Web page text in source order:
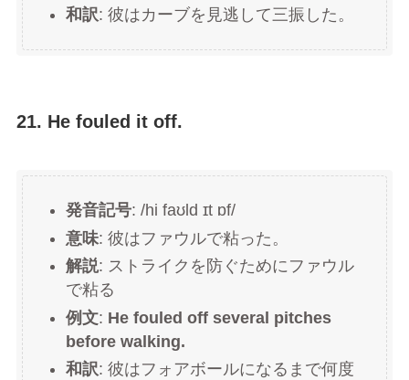
和訳: 彼はカーブを見逃して三振した。
21. He fouled it off.
発音記号: /hi faʊld ɪt ɒf/
意味: 彼はファウルで粘った。
解説: ストライクを防ぐためにファウル
で粘る
例文: He fouled off several pitches
before walking.
和訳: 彼はフォアボールになるまで何度